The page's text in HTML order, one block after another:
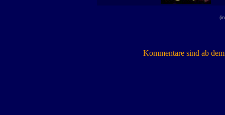
Kommentare sind ab